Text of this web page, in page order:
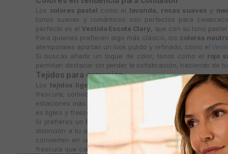
Los colores pastel como el lavanda, rosas suaves y
tonos suaves y románticos son perfectos para
perfecto es el Vestido Escote Clary, que con su tono
Para quienes prefieren algo más clásico, los colores
atemporales aportan un look pulido y refinado, como el
Si buscas añadir un toque de color, tonos como el rojo
permiten destacar sin perder la sofisticación, haciendo de
Tejidos para comunión
Los tejidos ligeros como ellino, ygasason
frescura, comodidad y fluidez. Estos materiales permiten
estaciones más cálidas. El
Vestido Flores Venecia
, por
es ligero y fresco, proporcionando un look cómodo y
Si prefieres un look para comunión más sofisticado, los
distinción a tu atuendo. El
Vestido Cuello Fabiolaes un
convierten en una elección refinada para una comunión
frescura que caracteriza a los eventos primaverales y